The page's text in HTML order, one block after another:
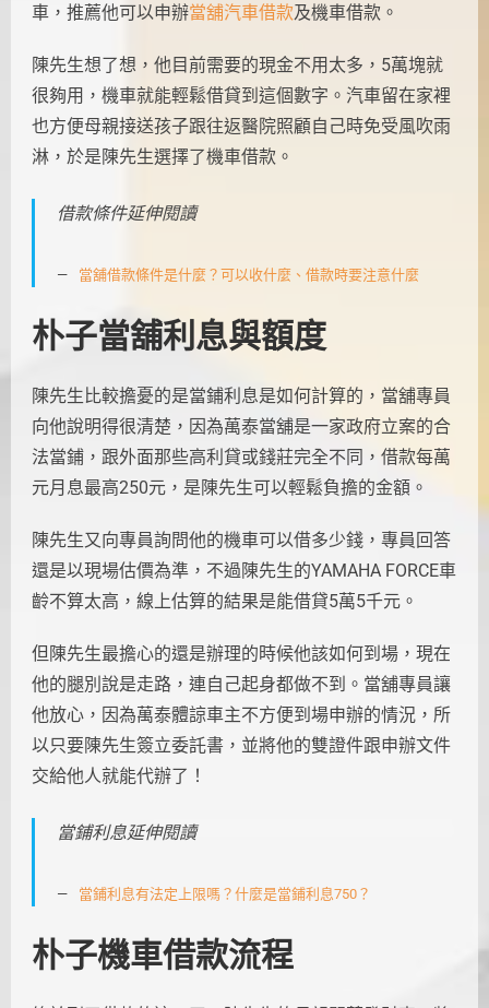
車，推薦他可以申辦當舖汽車借款及機車借款。
陳先生想了想，他目前需要的現金不用太多，5萬塊就
很夠用，機車就能輕鬆借貸到這個數字。汽車留在家裡
也方便母親接送孩子跟往返醫院照顧自己時免受風吹雨
淋，於是陳先生選擇了機車借款。
借款條件延伸閱讀
當舖借款條件是什麼？可以收什麼、借款時要注意什麼
朴子當舖利息與額度
陳先生比較擔憂的是當鋪利息是如何計算的，當舖專員
向他說明得很清楚，因為萬泰當舖是一家政府立案的合
法當鋪，跟外面那些高利貸或錢莊完全不同，借款每萬
元月息最高250元，是陳先生可以輕鬆負擔的金額。
陳先生又向專員詢問他的機車可以借多少錢，專員回答
還是以現場估價為準，不過陳先生的YAMAHA FORCE車
齡不算太高，線上估算的結果是能借貸5萬5千元。
但陳先生最擔心的還是辦理的時候他該如何到場，現在
他的腿別說是走路，連自己起身都做不到。當舖專員讓
他放心，因為萬泰體諒車主不方便到場申辦的情況，所
以只要陳先生簽立委託書，並將他的雙證件跟申辦文件
交給他人就能代辦了！
當鋪利息延伸閱讀
當鋪利息有法定上限嗎？什麼是當鋪利息750？
朴子機車借款流程